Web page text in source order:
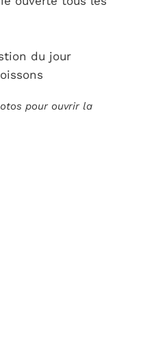
du jour
pour ouvrir la